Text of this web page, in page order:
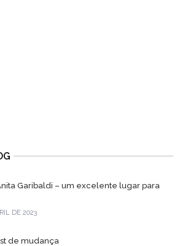
Garibaldi – um excelente lugar para
DE 2023
de mudança